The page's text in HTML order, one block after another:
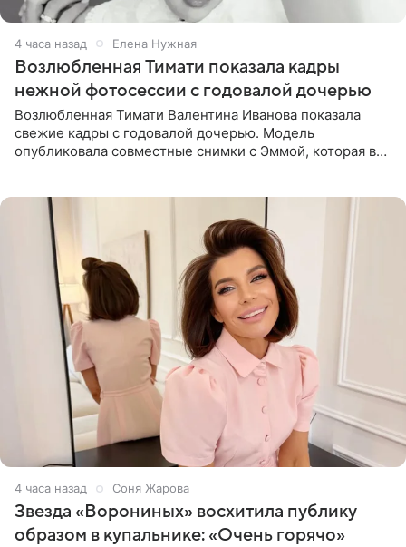
4 часа назад Елена Нужная
Возлюбленная Тимати показала кадры
нежной фотосессии с годовалой дочерью
Возлюбленная Тимати Валентина Иванова показала
свежие кадры с годовалой дочерью. Модель
опубликовала совместные снимки с Эммой, которая в
4 часа назад Соня Жарова
Звезда «Ворониных» восхитила публику
образом в купальнике: «Очень горячо»